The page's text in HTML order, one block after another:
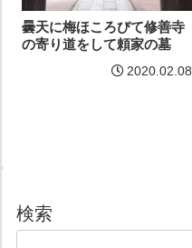
曇天に梅ほころびて修善寺
の寄り道をして頼家の墓
2020.02.08
検索